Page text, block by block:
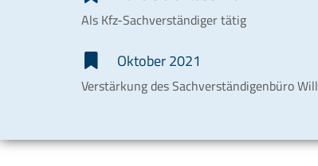
Als Kfz-Sachverständiger tätig
Oktober 2021
Verstärkung des Sachverständigenbüro Will